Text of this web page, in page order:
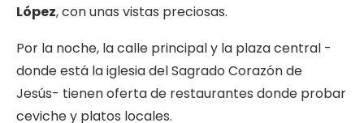
López, con unas vistas preciosas.
Por la noche, la calle principal y la plaza central -
donde está la iglesia del Sagrado Corazón de
Jesús- tienen oferta de restaurantes donde probar
ceviche y platos locales.